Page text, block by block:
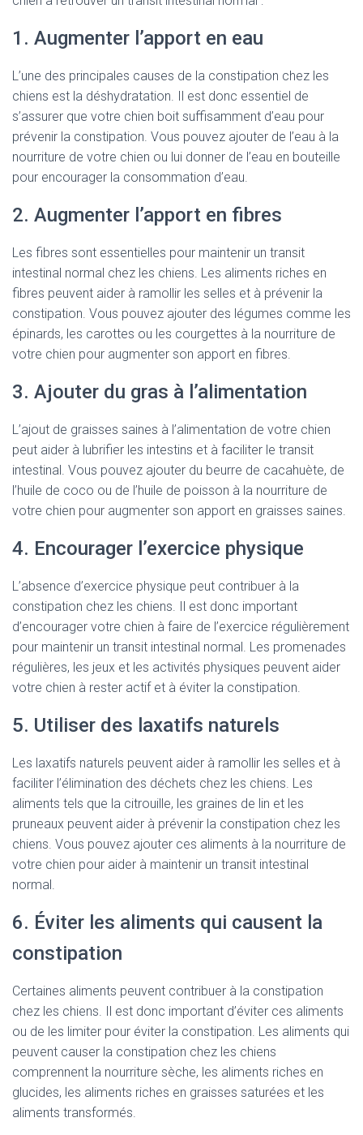
1. Augmenter l’apport en eau
L’une des principales causes de la constipation chez les
chiens est la déshydratation. Il est donc essentiel de
s’assurer que votre chien boit suffisamment d’eau pour
prévenir la constipation. Vous pouvez ajouter de l’eau à la
nourriture de votre chien ou lui donner de l’eau en bouteille
pour encourager la consommation d’eau.
2. Augmenter l’apport en fibres
Les fibres sont essentielles pour maintenir un transit
intestinal normal chez les chiens. Les aliments riches en
fibres peuvent aider à ramollir les selles et à prévenir la
constipation. Vous pouvez ajouter des légumes comme les
épinards, les carottes ou les courgettes à la nourriture de
votre chien pour augmenter son apport en fibres.
3. Ajouter du gras à l’alimentation
L’ajout de graisses saines à l’alimentation de votre chien
peut aider à lubrifier les intestins et à faciliter le transit
intestinal. Vous pouvez ajouter du beurre de cacahuète, de
l’huile de coco ou de l’huile de poisson à la nourriture de
votre chien pour augmenter son apport en graisses saines.
4. Encourager l’exercice physique
L’absence d’exercice physique peut contribuer à la
constipation chez les chiens. Il est donc important
d’encourager votre chien à faire de l’exercice régulièrement
pour maintenir un transit intestinal normal. Les promenades
régulières, les jeux et les activités physiques peuvent aider
votre chien à rester actif et à éviter la constipation.
5. Utiliser des laxatifs naturels
Les laxatifs naturels peuvent aider à ramollir les selles et à
faciliter l’élimination des déchets chez les chiens. Les
aliments tels que la citrouille, les graines de lin et les
pruneaux peuvent aider à prévenir la constipation chez les
chiens. Vous pouvez ajouter ces aliments à la nourriture de
votre chien pour aider à maintenir un transit intestinal
normal.
6. Éviter les aliments qui causent la
constipation
Certaines aliments peuvent contribuer à la constipation
chez les chiens. Il est donc important d’éviter ces aliments
ou de les limiter pour éviter la constipation. Les aliments qui
peuvent causer la constipation chez les chiens
comprennent la nourriture sèche, les aliments riches en
glucides, les aliments riches en graisses saturées et les
aliments transformés.